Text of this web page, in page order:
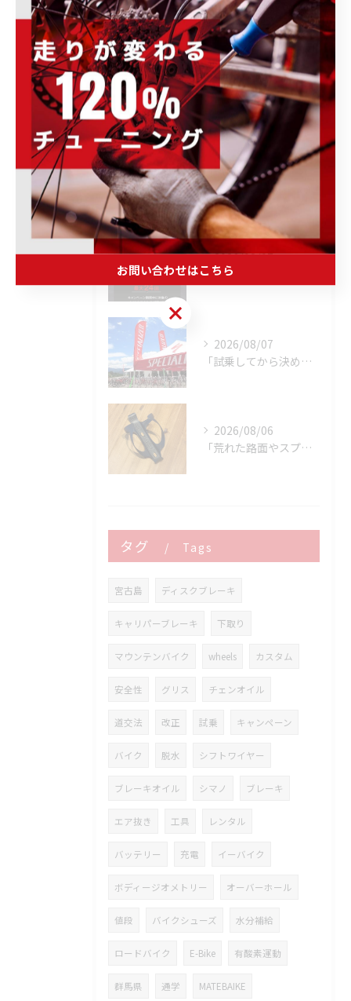
トレーニング・メンテナンス・その他
ホイール・パーツ・アクセサリー
完成車・フレーム
未分類
最近の投稿
Recent
Posts
2026/08/07
2026/08/07
「試乗してから決める。」 それがPOWER-KIDSの一番大切にしていることです。
2026/08/06
「荒れた路面やスプリントでボトルが飛んでヒヤッとしたこと、あ...
タグ Tags
宮古島 ディスクブレーキ
キャリパーブレーキ 下取り
マウンテンバイク wheels カスタム
安全性 グリス チェンオイル
道交法 改正 試乗 キャンペーン
バイク 脱水 シフトワイヤー
ブレーキオイル シマノ ブレーキ
エア抜き 工具 レンタル
バッテリー 充電 イーバイク
ボディージオメトリー オーバーホール
値段 バイクシューズ 水分補給
ロードバイク E-Bike 有酸素運動
群馬県 通学 MATEBAIKE
お問い合わせはこちら
お問い合わせはこちら